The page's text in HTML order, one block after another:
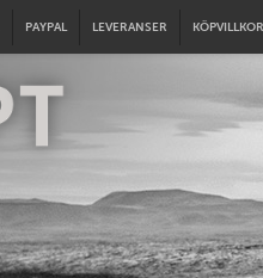
PAYPAL LEVERANSER KÖPVILLKOR